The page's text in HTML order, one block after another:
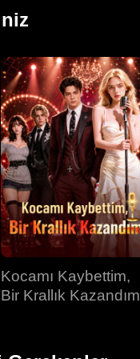
ikilinin hâlâ statü ve
Kocamı Kaybettim,
Bir Krallık Kazandım